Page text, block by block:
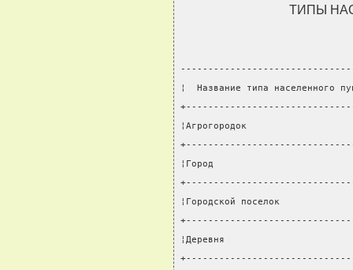
ТИПЫ
¦  Название типа населенного
¦Агрогородок
¦Город
¦Городской поселок
¦Деревня